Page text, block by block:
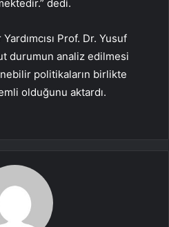
dedi.
Prof. Dr. Yusuf
durumun analiz edilmesi
politikaların birlikte
olduğunu aktardı.